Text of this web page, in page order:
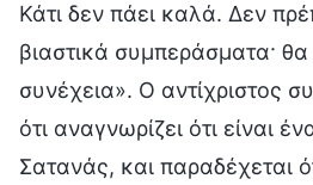
Κάτι δεν πάει καλά. Δεν
βιαστικά συμπεράσματα· θα
συνέχεια». Ο αντίχριστος
ότι αναγνωρίζει ότι είναι
Σατανάς, και παραδέχεται